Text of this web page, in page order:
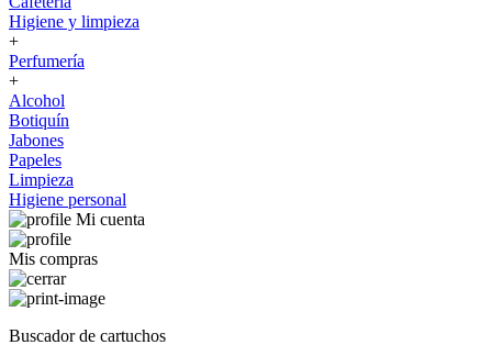
Higiene y limpieza
+
Perfumería
+
Alcohol
Botiquín
Jabones
Papeles
Limpieza
Higiene personal
Mi cuenta
Mis compras
Buscador de cartuchos